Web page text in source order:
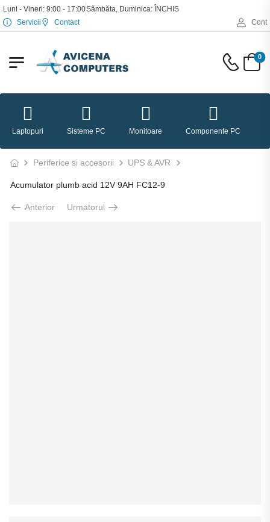
Luni - Vineri: 9:00 - 17:00Sâmbăta, Duminica: ÎNCHIS
Servicii
Contact Cont
0
Laptopuri Sisteme PC Monitoare Componente PC
Periferice si accesorii UPS & AVR
Acumulator plumb acid 12V 9AH FC12-9
Anterior Urmatorul